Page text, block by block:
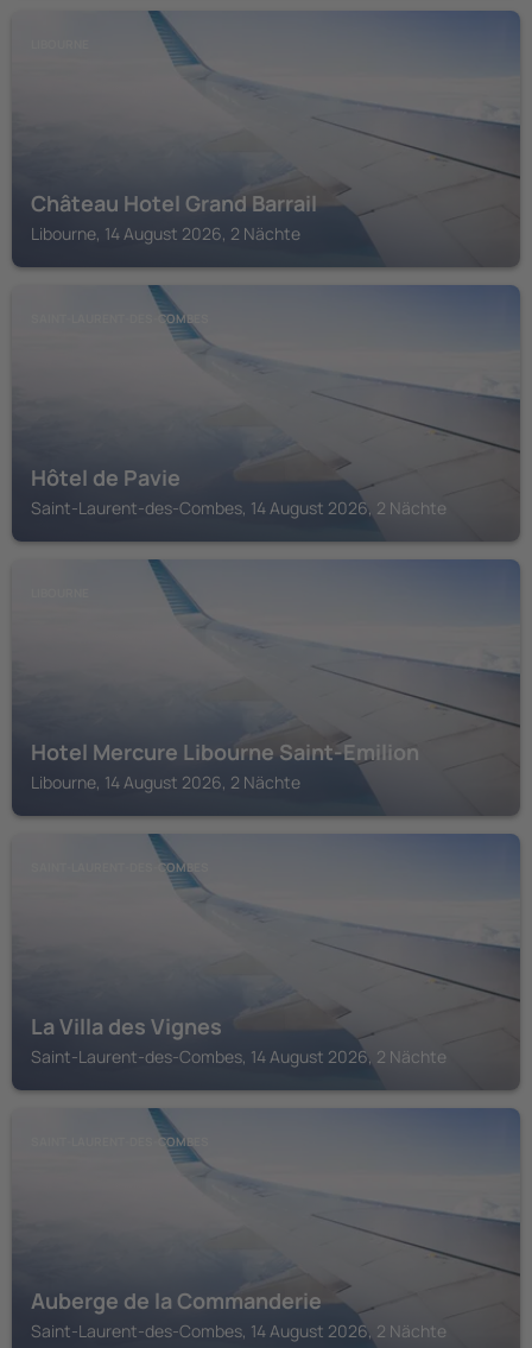
Château Hotel Grand Barrail
Libourne, 14 August 2026, 2 Nächte
SAINT-LAURENT-DES-COMBES
Hôtel de Pavie
Saint-Laurent-des-Combes, 14 August 2026, 2 Nächte
Hotel Mercure Libourne Saint-Emilion
Libourne, 14 August 2026, 2 Nächte
SAINT-LAURENT-DES-COMBES
La Villa des Vignes
Saint-Laurent-des-Combes, 14 August 2026, 2 Nächte
SAINT-LAURENT-DES-COMBES
Auberge de la Commanderie
Saint-Laurent-des-Combes, 14 August 2026, 2 Nächte